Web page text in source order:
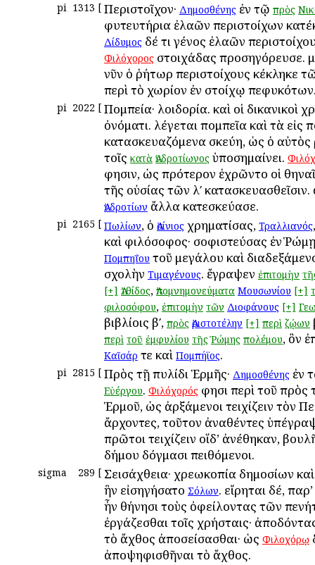
pi 1313 [ Περιστοῖχον· Δημοσθένης ἐν τῷ πρὸς
φυτευτήρια ἐλαῶν περιστοίχων
Δίδυμος δέ τι γένος ἐλαῶν
Φιλόχορος στοιχάδας προσηγόρευσε.
νῦν ὁ ῥήτωρ περιστοίχους κέκληκε
περὶ τὸ χωρίον ἐν στοίχῳ
pi 2022 [ Πομπεία· λοιδορία. καὶ οἱ δικανικοὶ
ὀνόματι. λέγεται πομπεῖα καὶ τὰ εἰς
κατασκευαζόμενα σκεύη, ὡς ὁ
τοῖς κατὰ Ἀνδροτίωνος ὑποσημαίνει.
φησιν, ὡς πρότερον ἐχρῶντο οἱ
τῆς οὐσίας τῶν λʹ κατασκευασθεῖσιν.
Ἀνδροτίων ἄλλα κατεσκεύασε.
pi 2165 [ Πωλίων, ὁ Ἀσίνιος χρηματίσας, Τραλλιανός
καὶ φιλόσοφος· σοφιστεύσας ἐν
Πομπηΐου τοῦ μεγάλου καὶ
σχολὴν Τιμαγένους. ἔγραψεν ἐπιτομὴν
[+] Ἀτθίδος, Ἀπομνημονεύματα Μουσωνίου [+]
φιλοσόφου, ἐπιτομὴν τῶν Διοφάνους [+]
βιβλίοις βʹ, πρὸς Ἀριστοτέλην [+] περὶ ζῴων
περὶ τοῦ ἐμφυλίου τῆς Ῥώμης πολέμου, ὃν
Καῖσάρ τε καὶ Πομπήϊος.
pi 2815 [ Πρὸς τῇ πυλίδι Ἑρμῆς· Δημοσθένης ἐν
Εὐέργου. Φιλόχορός φησι περὶ τοῦ πρὸς
Ἑρμοῦ, ὡς ἀρξάμενοι τειχίζειν τὸν
ἄρχοντες, τοῦτον ἀναθέντες
πρῶτοι τειχίζειν οἵδ’ ἀνέθηκαν,
δήμου δόγμασι πειθόμενοι.
sigma 289 [ Σεισάχθεια· χρεωκοπία δημοσίων
ἣν εἰσηγήσατο Σόλων. εἴρηται δέ,
ἦν Ἀθήνησι τοὺς ὀφείλοντας τῶν
ἐργάζεσθαι τοῖς χρήσταις·
τὸ ἄχθος ἀποσείσασθαι· ὡς Φιλοχόρῳ
ἀποψηφισθῆναι τὸ ἄχθος.